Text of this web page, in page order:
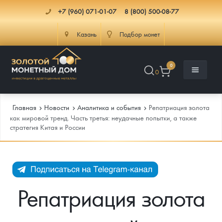
+7 (960) 071-01-07 8 (800) 500-08-77
Казань Подбор монет
0
0
Каталог
Каталог Монет
Монеты Россия и СССР
Памятные и старинные монеты
Инфо
Подлинность монет
Услуги
Главная Новости Аналитика и события
Репатриация золота
как мировой тренд. Часть третья: неудачные попытки, а также
стратегия Китая и России
Репатриация золота